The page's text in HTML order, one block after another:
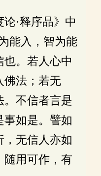
·释序品》中
能入，智为能
也。若人心中
佛法；若无
。不信者言是
事如是。譬如
，无信人亦如
随用可作，有